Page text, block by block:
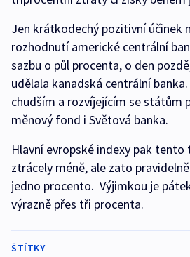
Jen krátkodechý pozitivní účinek
rozhodnutí americké centrální
sazbu o půl procenta, o den
udělala kanadská centrální
chudším a rozvíjejícím se státům
měnový fond i Světová banka.
Hlavní evropské indexy pak tento
ztrácely méně, ale zato
jedno procento. Výjimkou je
výrazně přes tři procenta.
ŠTÍTKY